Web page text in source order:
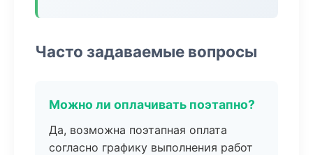
Часто задаваемые вопросы
Можно ли оплачивать поэтапно?
Да, возможна поэтапная оплата
согласно графику выполнения работ